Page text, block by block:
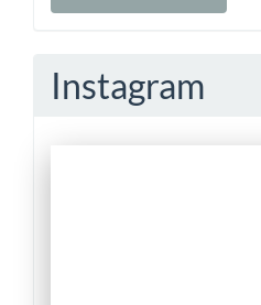
Instagram